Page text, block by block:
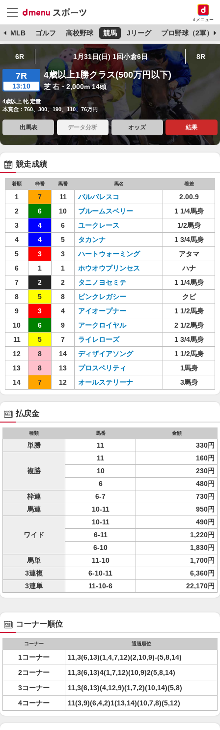
dメニュー
MLB ゴルフ 高校野球 競馬 Jリーグ プロ野球（2軍）
6R 1月31日(日) 1回小倉6日 8R
7R
13:10
4歳以上1勝クラス(500万円以下)
芝 右・2,000m 14頭
4歳以上 牝 定量
本賞金：760、300、190、110、76万円
出馬表 データ分析 オッズ 結果
競走成績
着順 枠番 馬番 馬名 着差
1 7 11 バルバレスコ
2.00.9
2
6 10 ブルームスベリー
1 1/4馬身
3
4 6 ユークレース
1/2馬身
4
4 5 タカンナ
1 3/4馬身
5
3 3 ハートウォーミング
アタマ
6
1 1 ホウオウプリンセス
ハナ
7
2 2 タニノヨセミテ
1 1/4馬身
8
5 8 ピンクレガシー
クビ
9
3 4 アイオープナー
1 1/2馬身
10
6 9 アークロイヤル
2 1/2馬身
11
5 7 ライレローズ
1 3/4馬身
12
8 14 ディザイアソング
1 1/2馬身
13
8 13 プロスペリティ
1馬身
14
7 12 オールステリーナ 3馬身
払戻金
種類 馬番 金額
単勝 11 330円
複勝
11
160円
10
230円
6
480円
枠連
6-7
730円
馬連
10-11 950円
ワイド
10-11
490円
6-11
1,220円
6-10
1,830円
馬単
11-10
1,700円
3連複
6-10-11
6,360円
3連単
11-10-6 22,170円
コーナー順位
コーナー 通過順位
1コーナー
11,3(6,13)(1,4,7,12)(2,10,9)-(5,8,14)
2コーナー
11,3(6,13)4(1,7,12)(10,9)2(5,8,14)
3コーナー
11,3(6,13)(4,12,9)(1,7,2)(10,14)(5,8)
4コーナー
11(3,9)(6,4,2)1(13,14)(10,7,8)(5,12)